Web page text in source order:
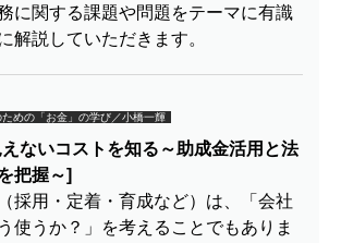
に関する課題や問題をテーマに有識
解説していただきます。
ための「お金」の学び／小橋一輝
ないコストを知る～助成金活用と法
把握～]
採用・定着・育成など）は、「会社
使うか？」を考えることでもありま